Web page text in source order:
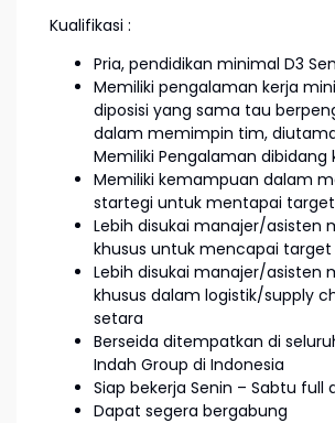
Kualifikasi :
Pria, pendidikan minimal D3
Memiliki pengalaman kerja
diposisi yang sama tau
dalam memimpin tim,
Memiliki Pengalaman dibidang
Memiliki kemampuan dalam
startegi untuk mentapai
Lebih disukai manajer/asisten
khusus untuk mencapai
Lebih disukai manajer/asisten
khusus dalam logistik/supply
setara
Berseida ditempatkan di
Indah Group di Indonesia
Siap bekerja Senin – Sabtu full
Dapat segera bergabung